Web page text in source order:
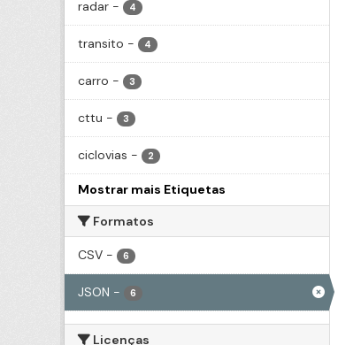
radar - 4
transito - 4
carro - 3
cttu - 3
ciclovias - 2
Mostrar mais Etiquetas
Formatos
CSV - 6
JSON - 6
Licenças